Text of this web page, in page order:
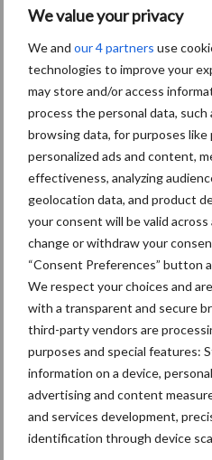
We value your privacy
We and our 4 partners use
technologies to improve your
may store and/or access
process the personal data, such
browsing data, for purposes
personalized ads and content,
effectiveness, analyzing
geolocation data, and product
your consent will be valid across
change or withdraw your
“Consent Preferences” button
We respect your choices and
with a transparent and secure
third-party vendors are
purposes and special features:
information on a device,
advertising and content
and services development,
identification through device
Primaire
Sidebar
Recent nieuws
Themapagina's
Diergezondheid
Bedrijfsnieuws
Toon